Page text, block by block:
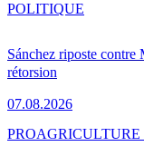
Sánchez riposte contre
rétorsion
07.08.2026
POLITIQUE
PRO